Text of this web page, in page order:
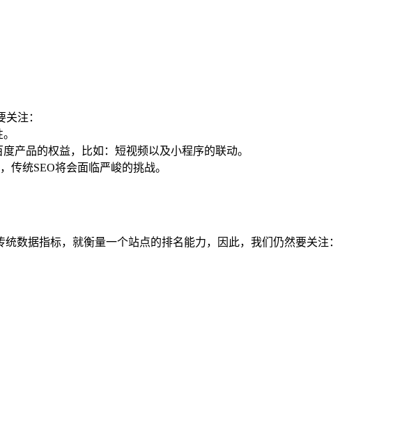
注：
产品的权益，比如：短视频以及小程序的联动。
传统SEO将会面临严峻的挑战。
数据指标，就衡量一个站点的排名能力，因此，我们仍然要关注：